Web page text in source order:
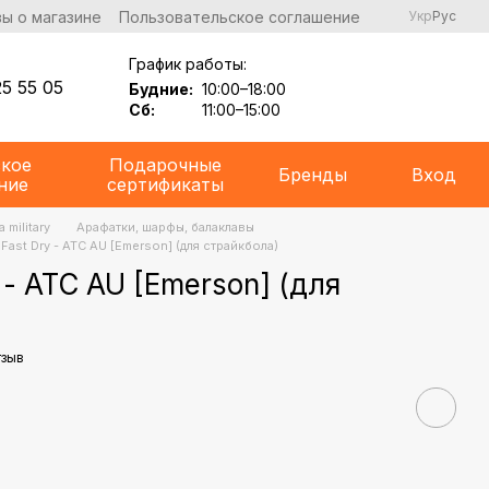
о магазине Пользовательское соглашение УкрРус
55 05
График работы:
Будние: 10:00–18:00
Сб:
11:00–15:00
Подарочные
сертификаты
Бренды Вход
military
Арафатки, шарфы, балаклавы
Dry - ATC AU [Emerson] (для страйкбола)
ATC AU [Emerson] (для